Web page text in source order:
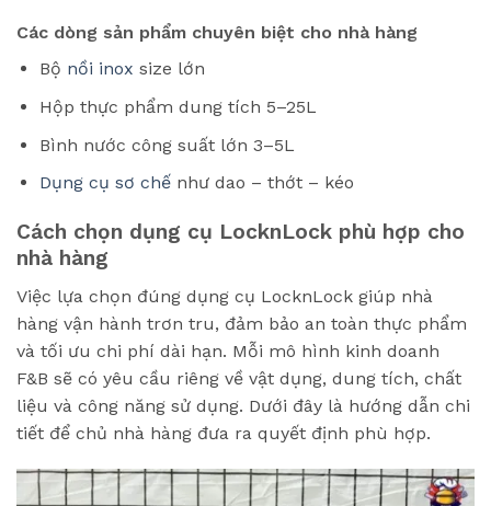
Các dòng sản phẩm chuyên biệt cho nhà hàng
Bộ nồi inox size lớn
Hộp thực phẩm dung tích 5–25L
Bình nước công suất lớn 3–5L
Dụng cụ sơ chếnhư dao – thớt – kéo
Cách chọn dụng cụ LocknLock phù hợp cho
nhà hàng
Việc lựa chọn đúng dụng cụ LocknLock giúp nhà
hàng vận hành trơn tru, đảm bảo an toàn thực phẩm
và tối ưu chi phí dài hạn. Mỗi mô hình kinh doanh
F&B sẽ có yêu cầu riêng về vật dụng, dung tích, chất
liệu và công năng sử dụng. Dưới đây là hướng dẫn chi
tiết để chủ nhà hàng đưa ra quyết định phù hợp.